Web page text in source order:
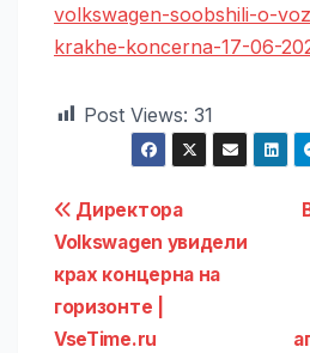
volkswagen-soobshili-o-
krakhe-koncerna-17-06-
Post Views: 31
Навигация
по
записям
Директора
Volkswagen увидели
крах концерна на
горизонте |
VseTime.ru